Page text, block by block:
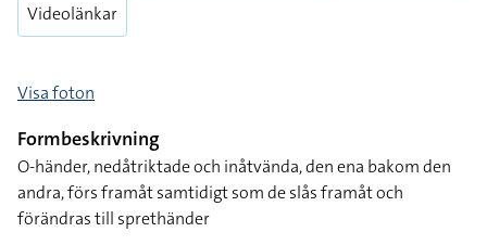
Videolänkar
Visa foton
Formbeskrivning
O-händer, nedåtriktade och inåtvända, den ena bakom den
andra, förs framåt samtidigt som de slås framåt och
förändras till sprethänder